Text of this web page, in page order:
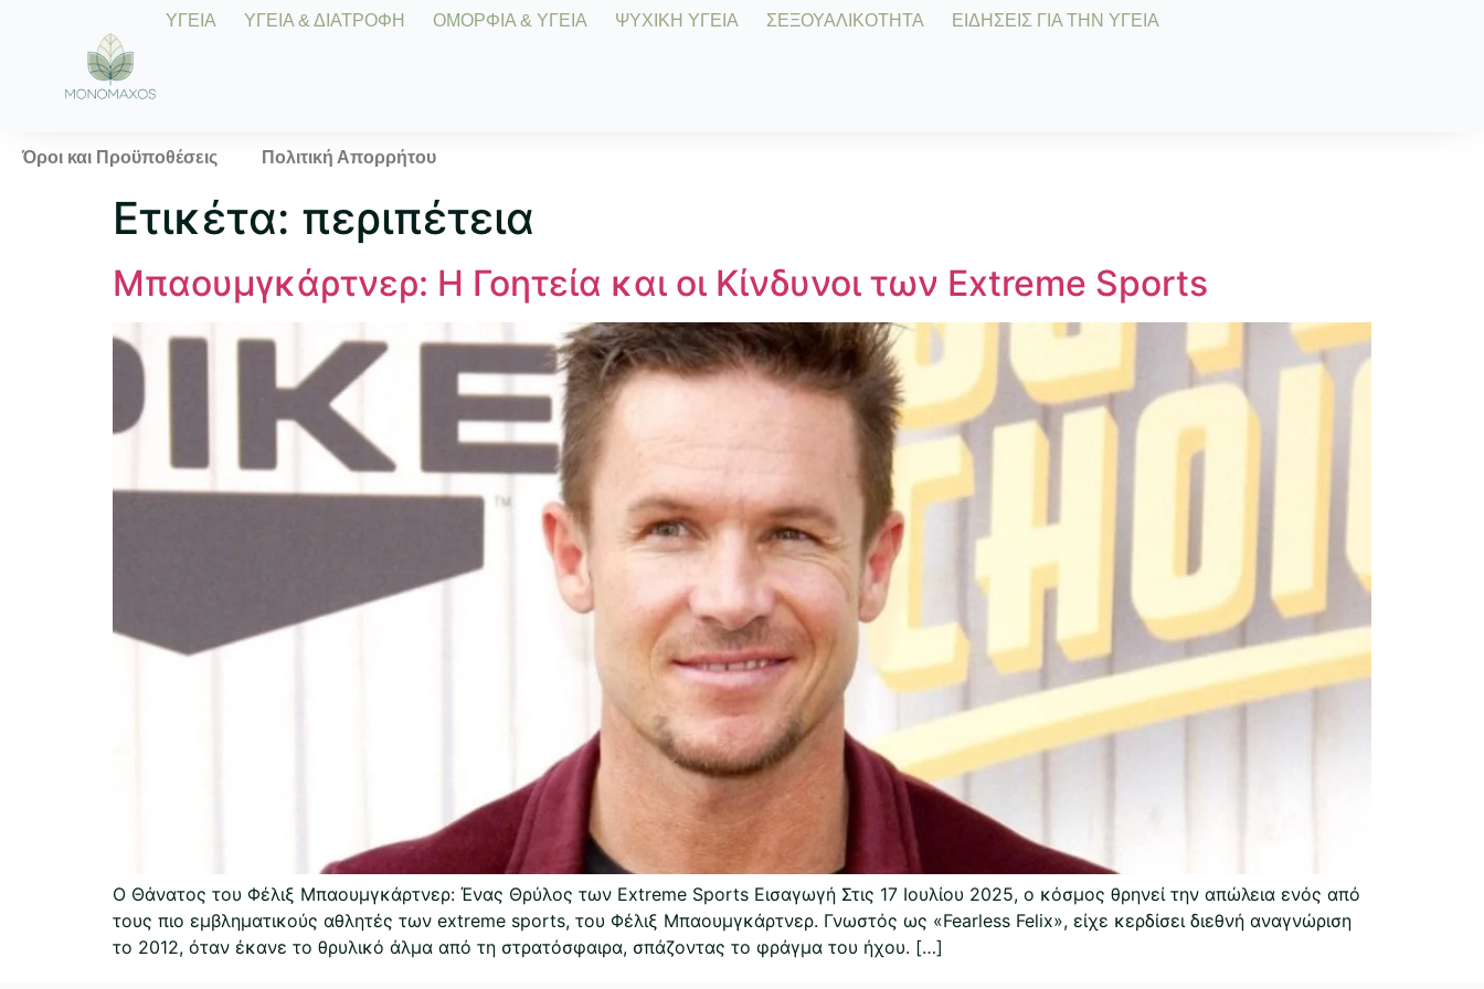
ΥΓΕΙΑ ΥΓΕΙΑ & ΔΙΑΤΡΟΦΗ ΟΜΟΡΦΙΑ & ΥΓΕΙΑ ΨΥΧΙΚΗ ΥΓΕΙΑ ΣΕΞΟΥΑΛΙΚΟΤΗΤΑ ΕΙΔΗΣΕΙΣ ΓΙΑ ΤΗΝ ΥΓΕΙΑ
Όροι και Προϋποθέσεις Πολιτική Απορρήτου
Ετικέτα: περιπέτεια
Μπαουμγκάρτνερ: Η Γοητεία και οι Κίνδυνοι των Extreme Sports
Ο Θάνατος του Φέλιξ Μπαουμγκάρτνερ: Ένας Θρύλος των Extreme Sports Εισαγωγή Στις 17 Ιουλίου 2025, ο κόσμος θρηνεί την απώλεια ενός από
τους πιο εμβληματικούς αθλητές των extreme sports, του Φέλιξ Μπαουμγκάρτνερ. Γνωστός ως «Fearless Felix», είχε κερδίσει διεθνή αναγνώριση
το 2012, όταν έκανε το θρυλικό άλμα από τη στρατόσφαιρα, σπάζοντας το φράγμα του ήχου. […]